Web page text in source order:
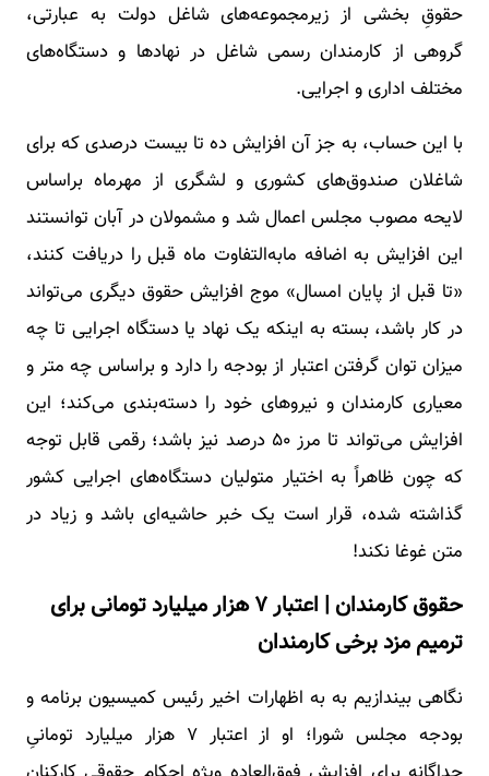
حقوقِ بخشی از زیرمجموعه‌های شاغل دولت به عبارتی،
گروهی از کارمندان رسمی شاغل در نهادها و دستگاه‌های
مختلف اداری و اجرایی.
با این حساب، به جز آن افزایش ده تا بیست درصدی که برای
شاغلان صندوق‌های کشوری و لشگری از مهرماه براساس
لایحه مصوب مجلس اعمال شد و مشمولان در آبان توانستند
این افزایش به اضافه مابه‌التفاوت ماه قبل را دریافت کنند،
«تا قبل از پایان امسال» موج افزایش حقوق دیگری می‌تواند
در کار باشد، بسته به اینکه یک نهاد یا دستگاه اجرایی تا چه
میزان توان گرفتن اعتبار از بودجه را دارد و براساس چه متر و
معیاری کارمندان و نیروهای خود را دسته‌بندی می‌کند؛ این
افزایش می‌تواند تا مرز ۵۰ درصد نیز باشد؛ رقمی قابل توجه
که چون ظاهراً به اختیار متولیان دستگاه‌های اجرایی کشور
گذاشته شده، قرار است یک خبر حاشیه‌ای باشد و زیاد در
متن غوغا نکند!
حقوق کارمندان | اعتبار ۷ هزار میلیارد تومانی برای
ترمیم مزد برخی کارمندان
نگاهی بیندازیم به به اظهارات اخیر رئیس کمیسیون برنامه و
بودجه مجلس شورا؛ او از اعتبار ۷ هزار میلیارد تومانیِ